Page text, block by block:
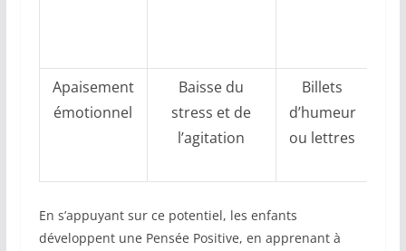
Apaisement
émotionnel
Baisse du
stress et de
l’agitation
Billets
d’humeur
ou lettres
En s’appuyant sur ce potentiel, les enfants
développent une Pensée Positive, en apprenant à